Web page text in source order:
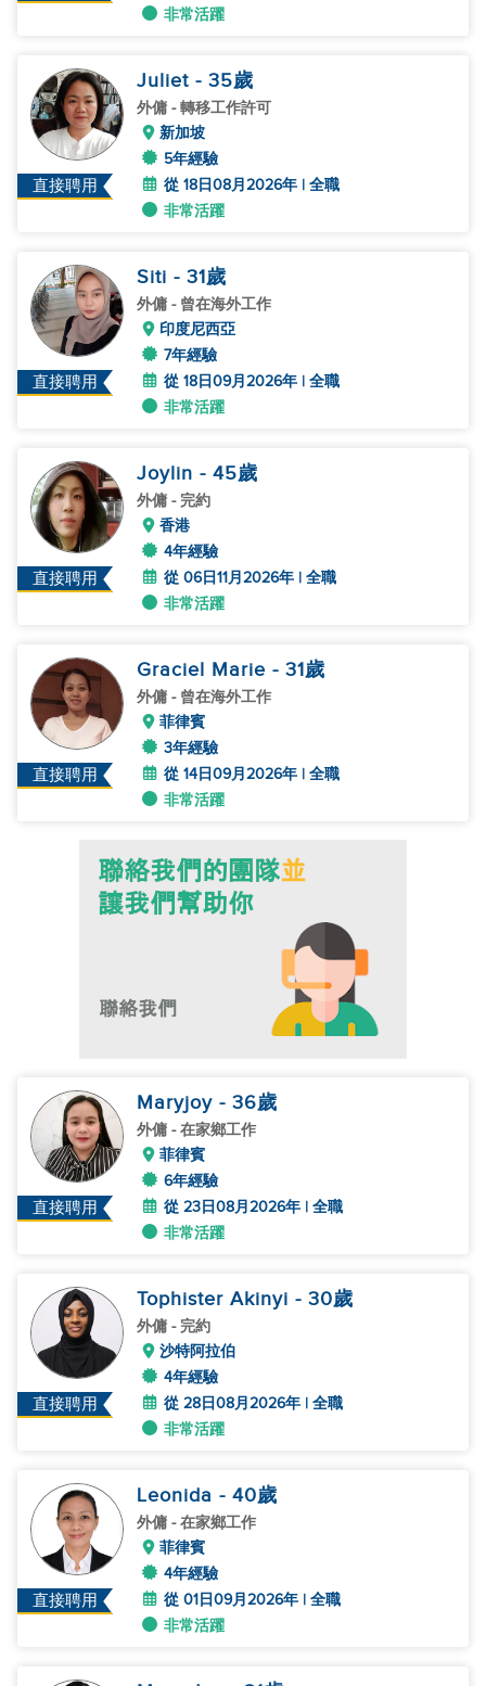
非常活躍
直接聘用
Juliet - 35歲
外傭 - 轉移工作許可
新加坡
5年經驗
從 18日08月2026年 | 全職
非常活躍
直接聘用
Siti - 31歲
外傭 - 曾在海外工作
印度尼西亞
7年經驗
從 18日09月2026年 | 全職
非常活躍
直接聘用
Joylin - 45歲
外傭 - 完約
香港
4年經驗
從 06日11月2026年 | 全職
非常活躍
直接聘用
Graciel Marie - 31歲
外傭 - 曾在海外工作
菲律賓
3年經驗
從 14日09月2026年 | 全職
非常活躍
直接聘用
Maryjoy - 36歲
外傭 - 在家鄉工作
菲律賓
6年經驗
從 23日08月2026年 | 全職
非常活躍
直接聘用
Tophister Akinyi - 30歲
外傭 - 完約
沙特阿拉伯
4年經驗
從 28日08月2026年 | 全職
非常活躍
直接聘用
Leonida - 40歲
外傭 - 在家鄉工作
菲律賓
4年經驗
從 01日09月2026年 | 全職
非常活躍